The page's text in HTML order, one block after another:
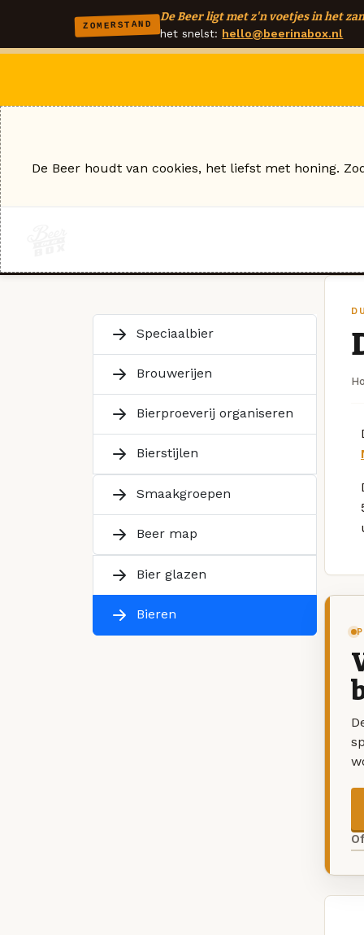
ZOMERSTAND
De Beer ligt met z'n voetjes in het
het snelst: hello@beerinabox.nl
Speciaalbier
Brouwerijen
Bierproeverij organiseren
Bierstijlen
Smaakgroepen
Beer map
Bier glazen
Bieren
De Beer houdt van cookies, het liefst met honing.